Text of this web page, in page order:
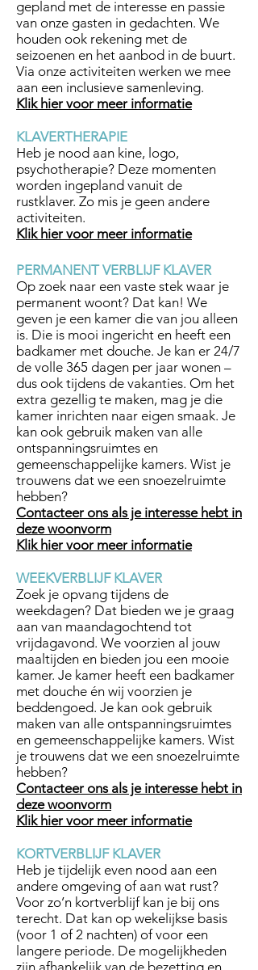
gepland met de interesse en passie
van onze gasten in gedachten. We
houden ook rekening met de
seizoenen en het aanbod in de buurt.
Via onze activiteiten werken we mee
aan een inclusieve samenleving.
Klik hier voor meer informatie
KLAVERTHERAPIE
Heb je nood aan kine, logo,
psychotherapie? Deze momenten
worden ingepland vanuit de
rustklaver. Zo mis je geen andere
activiteiten.
Klik hier voor meer informatie
PERMANENT VERBLIJF KLAVER
Op zoek naar een vaste stek waar je
permanent woont? Dat kan! We
geven je een kamer die van jou alleen
is. Die is mooi ingericht en heeft een
badkamer met douche. Je kan er 24/7
de volle 365 dagen per jaar wonen –
dus ook tijdens de vakanties. Om het
extra gezellig te maken, mag je die
kamer inrichten naar eigen smaak. Je
kan ook gebruik maken van alle
ontspanningsruimtes en
gemeenschappelijke kamers. Wist je
trouwens dat we een snoezelruimte
hebben?
Contacteer ons als je interesse hebt in
deze woonvorm
Klik hier voor meer informatie
WEEKVERBLIJF KLAVER
Zoek je opvang tijdens de
weekdagen? Dat bieden we je graag
aan van maandagochtend tot
vrijdagavond. We voorzien al jouw
maaltijden en bieden jou een mooie
kamer. Je kamer heeft een badkamer
met douche én wij voorzien je
beddengoed. Je kan ook gebruik
maken van alle ontspanningsruimtes
en gemeenschappelijke kamers. Wist
je trouwens dat we een snoezelruimte
hebben?
Contacteer ons als je interesse hebt in
deze woonvorm
Klik hier voor meer informatie
KORTVERBLIJF KLAVER
Heb je tijdelijk even nood aan een
andere omgeving of aan wat rust?
Voor zo’n kortverblijf kan je bij ons
terecht. Dat kan op wekelijkse basis
(voor 1 of 2 nachten) of voor een
langere periode. De mogelijkheden
zijn afhankelijk van de bezetting en